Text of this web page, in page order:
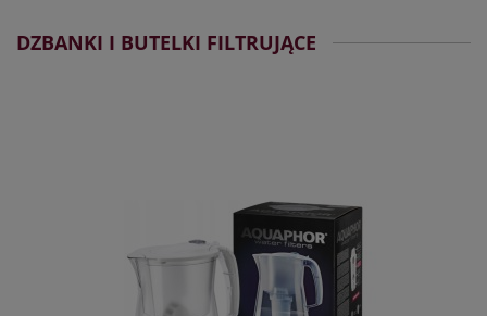
DZBANKI I BUTELKI FILTRUJĄCE